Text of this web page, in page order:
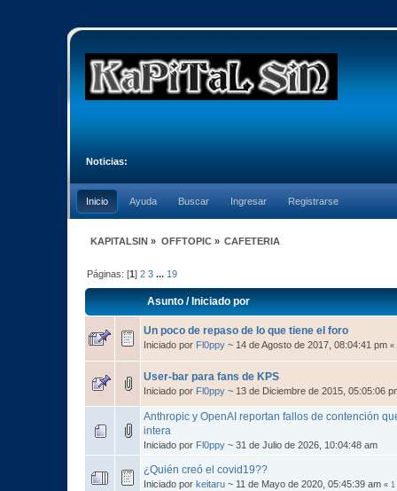
Noticias:
Inicio Ayuda Buscar Ingresar Registrarse
KAPITALSIN » OFFTOPIC» CAFETERIA
Páginas: [1]2 3 ... 19
Asunto/Iniciado por
Un poco de repaso de lo que tiene el foro
Iniciado por Fl0ppy ~ 14 de Agosto de 2017, 08:04:41 pm «
User-bar para fans de KPS
Iniciado por Fl0ppy ~ 13 de Diciembre de 2015, 05:05:06
Anthropic y OpenAI reportan fallos de contención
intera
Iniciado por Fl0ppy ~ 31 de Julio de 2026, 10:04:48 am
¿Quién creó el covid19??
Iniciado por keitaru ~ 11 de Mayo de 2020, 05:45:39 am « 1